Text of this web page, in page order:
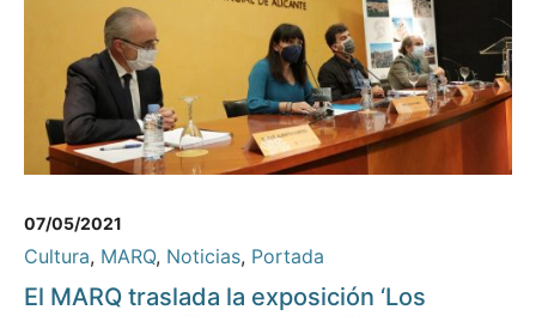
07/05/2021
Cultura, MARQ, Noticias, Portada
El MARQ traslada la exposición ‘Los